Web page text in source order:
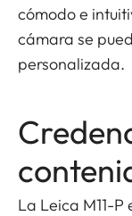
cómodo e
cámara se
personalizada.
La Leica M11-